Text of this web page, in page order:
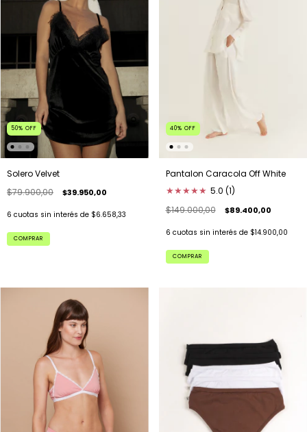
50% OFF
Solero Velvet
$79.900,00
$39.950,00
6 cuotas sin interés de $6.658,33
COMPRAR
40% OFF
Pantalon Caracola Off White
★★★★★ 5.0 (1)
$149.000,00
$89.400,00
6 cuotas sin interés de $14.900,00
COMPRAR